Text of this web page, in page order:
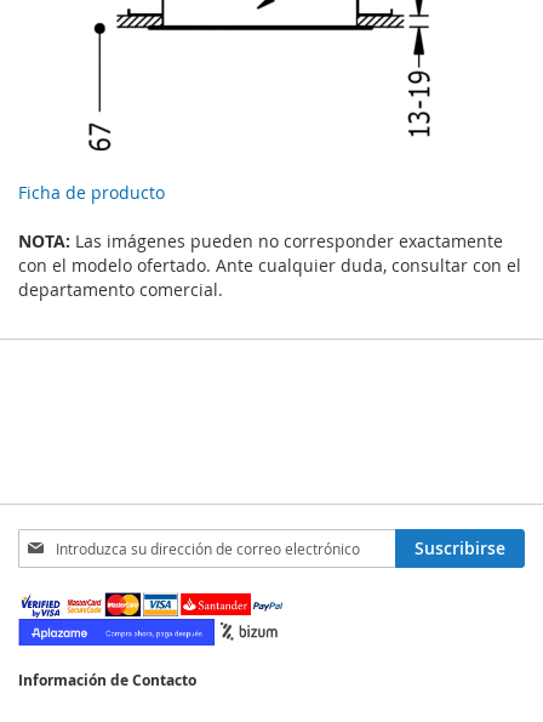
Ficha de producto
NOTA: Las imágenes pueden no corresponder exactamente
con el modelo ofertado. Ante cualquier duda, consultar con el
departamento comercial.
Inscríbase
a
nuestro
boletín
de
Suscribirse
Información de Contacto